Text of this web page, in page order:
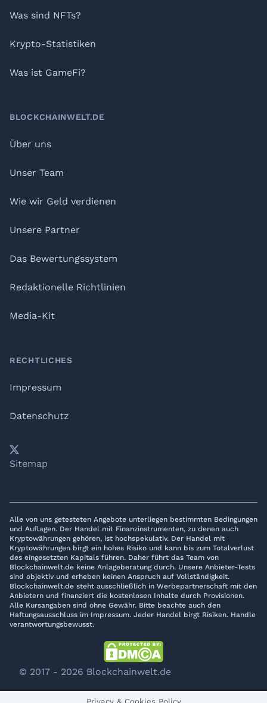
Was sind NFTs?
Krypto-Statistiken
Was ist GameFi?
BLOCKCHAINWELT.DE
Über uns
Unser Team
Wie wir Geld verdienen
Unsere Partner
Das Bewertungssystem
Redaktionelle Richtlinien
Media-Kit
RECHTLICHES
Impressum
Datenschutz
YouTube
𝕏 LinkedIn
Telegram
Sitemap
Alle von uns getesteten Angebote unterliegen bestimmten Bedingungen
und Auflagen. Der Handel mit Finanzinstrumenten, zu denen auch
Kryptowährungen gehören, ist hochspekulativ. Der Handel mit
Kryptowährungen birgt ein hohes Risiko und kann bis zum Totalverlust
des eingesetzten Kapitals führen. Daher führt das Team von
Blockchainwelt.de keine Anlageberatung durch. Unsere Anbieter-Tests
sind objektiv und erheben keinen Anspruch auf Vollständigkeit.
Blockchainwelt.de steht ausschließlich in Werbepartnerschaft mit den
Anbietern und finanziert die kostenlosen Inhalte durch Provisionen.
Alle Kursangaben sind ohne Gewähr. Bitte beachte auch den
Haftungsausschluss im Impressum. Jeder Handel birgt Risiken. Handle
verantwortungsbewusst.
© 2017 - 2026 Blockchainwelt.de